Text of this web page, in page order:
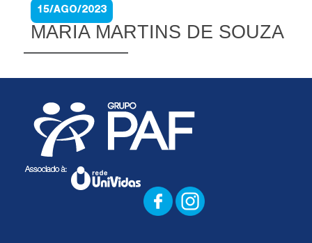
15/AGO/2023
MARIA MARTINS DE SOUZA